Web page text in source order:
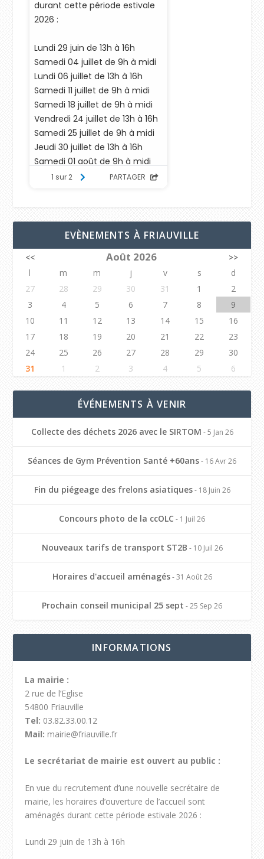
EVÈNEMENTS À FRIAUVILLE
<< Août 2026
>>
l
m m j v s
d
27
28 29 30 31 1
2
3
4 5 6 7 8
9
10
11 12 13 14 15
16
17
18 19 20 21 22
23
24
25 26 27 28 29
30
31
1 2 3 4 5 6
ÉVÉNEMENTS À VENIR
Collecte des déchets 2026 avec le SIRTOM - 5 Jan 26
Séances de Gym Prévention Santé +60ans- 16 Avr 26
Fin du piégeage des frelons asiatiques- 18 Juin 26
Concours photo de la ccOLC - 1 Juil 26
Nouveaux tarifs de transport ST2B - 10 Juil 26
Horaires d'accueil aménagés- 31 Août 26
Prochain conseil municipal 25 sept - 25 Sep 26
INFORMATIONS
La mairie :
2 rue de l’Eglise
54800 Friauville
Tel: 03.82.33.00.12
Mail: mairie@friauville.fr
Le secrétariat de mairie est ouvert au public :
En vue du recrutement d’une nouvelle secrétaire de
mairie, les horaires d’ouverture de l’accueil sont
aménagés durant cette période estivale 2026 :
Lundi 29 juin de 13h à 16h